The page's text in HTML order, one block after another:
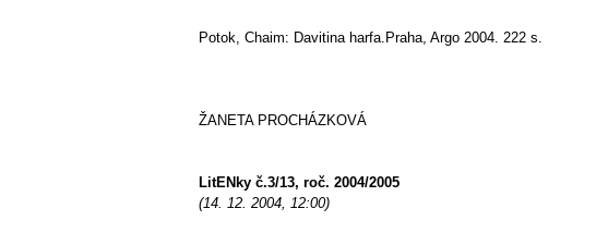
Potok, Chaim: Davitina harfa.Praha, Argo 2004. 222 s.
ŽANETA PROCHÁZKOVÁ
LitENky č.3/13, roč. 2004/2005
(14. 12. 2004, 12:00)